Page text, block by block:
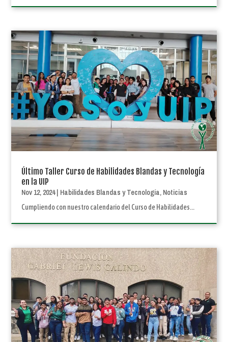
Último Taller Curso de Habilidades Blandas y Tecnología
en la UIP
Nov 12, 2024| Habilidades Blandas y Tecnología, Noticias
Cumpliendo con nuestro calendario del Curso de Habilidades...